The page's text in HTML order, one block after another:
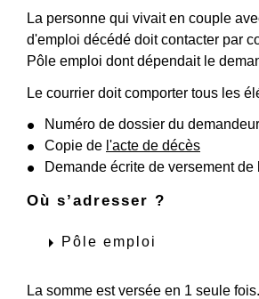
La personne qui vivait en couple
d'emploi décédé doit contacter par
Pôle emploi dont dépendait le
Le courrier doit comporter tous les
Numéro de dossier du
Copie de l'acte de décès
Demande écrite de versement
Où s’adresser ?
arrow_right Pôle emploi
La somme est versée en 1 seule fois.